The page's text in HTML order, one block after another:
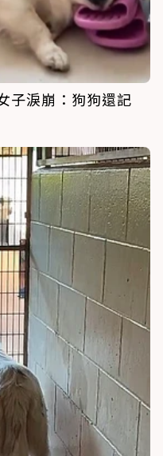
子淚崩：狗狗還記